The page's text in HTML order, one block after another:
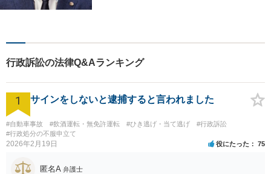
行政訴訟の法律Q&Aランキング
1 サインをしないと逮捕すると言われました
#自動車事故 #飲酒運転・無免許運転 #ひき逃げ・当て逃げ
#行政訴訟
#行政処分の不服申立て
2026年2月19日 役にたった 75
匿名A 弁護士